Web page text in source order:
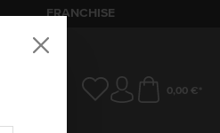
FRANCHISE
0,00 €*